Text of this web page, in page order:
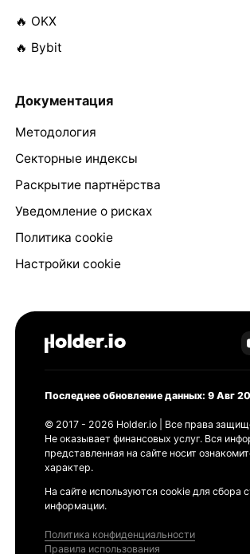
🔥 OKX
🔥 Bybit
Документация
Методология
Секторные индексы
Раскрытие партнёрства
Уведомление о рисках
Политика cookie
Настройки cookie
Последнее обновление данных: 9 Авг
© 2017 - 2026 Holder.io | Все права
Не оказывает финансовых услуг. Вся
представленная на сайте носит
характер.
На сайте используются cookie для сбора
информации.
Политика конфиденциальности
Правила использования